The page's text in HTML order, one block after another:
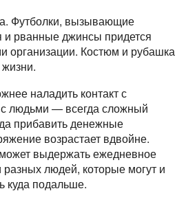
Футболки, вызывающие
и рванные джинсы придется
организации. Костюм и рубашка
наладить контакт с
людьми — всегда сложный
прибавить денежные
возрастает вдвойне.
выдержать ежедневное
людей, которые могут и
куда подальше.